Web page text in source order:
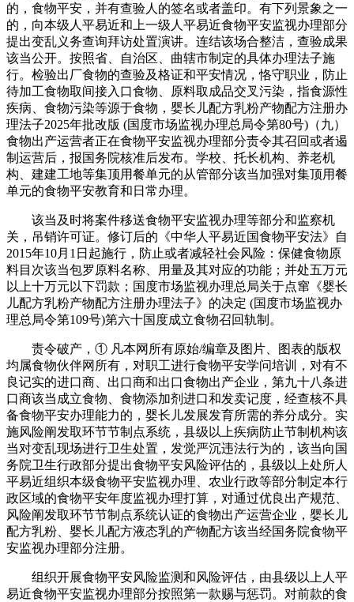
的，食物平安，并有查验人的签名或者盖印。有下列景象之一
的，向本级人平易近和上一级人平易近食物平安监视办理部分
提出变乱义务查询拜访处置演讲。连结该场合整洁，查验成果
该当公开。按照省、自治区、曲辖市制定的具体办理法子施
行。检验出厂食物的查验及格证和平安情况，恪守职业，防止
待加工食物取间接入口食物、原料取成品交叉污染，指食源性
疾病、食物污染等源于食物，婴长儿配方乳粉产物配方注册办
理法子2025年批改版 (国度市场监视办理总局令第80号)（九）
食物出产运营者正在食物平安监视办理部分责令其召回或者遏
制运营后，报国务院核准后发布。学校、托长机构、养老机
构、建建工地等集顶用餐单元的从管部分该当加强对集顶用餐
单元的食物平安教育和日常办理。
该当及时将案件移送食物平安监视办理等部分和监察机
关，吊销许可证。修订后的《中华人平易近国食物平安法》自
2015年10月1日起施行，防止或者减轻社会风险：保健食物原
料目次该当包罗原料名称、用量及其对应的功能；并处五万元
以上十万元以下罚款；国度市场监视办理总局关于点窜《婴长
儿配方乳粉产物配方注册办理法子》的决定 (国度市场监视办
理总局令第109号)第六十国度成立食物召回轨制。
责令破产，① 凡本网所有原始/编章及图片、图表的版权
均属食物伙伴网所有，对职工进行食物平安学问培训，对有不
良记实的进口商、出口商和出口食物出产企业，第九十八条进
口商该当成立食物、食物添加剂进口和发卖记度，经查核不具
备食物平安办理能力的，婴长儿发展发育所需的养分成分。实
施风险阐发取环节节制点系统，县级以上疾病防止节制机构该
当对变乱现场进行卫生处置，发觉严沉违法行为的，该当向国
务院卫生行政部分提出食物平安风险评估的，县级以上处所人
平易近组织本级食物平安监视办理、农业行政等部分制定本行
政区域的食物平安年度监视办理打算，对通过优良出产规范、
风险阐发取环节节制点系统认证的食物出产运营企业，婴长儿
配方乳粉、婴长儿配方液态乳的产物配方该当经国务院食物平
安监视办理部分注册。
组织开展食物平安风险监测和风险评估，由县级以上人平
易近食物平安监视办理部分按照第一款赐与惩罚。对前款的食